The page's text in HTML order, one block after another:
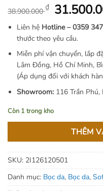
38.900.000₫ Giá
gốc
là:
Liên hệ Hotline – 0359
thước theo yêu cầu.
Miễn phí vận chuyển, lắp
Lâm Đồng, Hồ Chí Minh,
(Áp dụng đối với khách
Showroom: 116 Trần
Còn 1 trong kho
THÊM
SKU: 2I126120501
Danh mục: Bọc da, Bọc da,